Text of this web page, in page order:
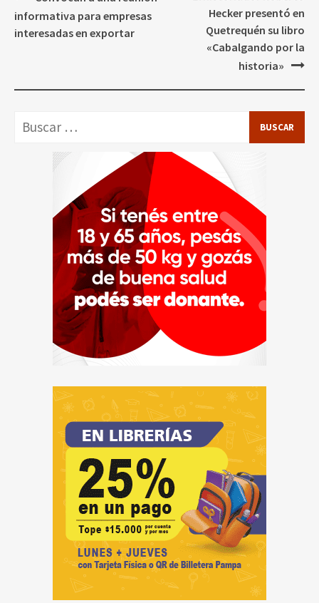
de
entradas
informativa para empresas
interesadas en exportar
Hecker presentó en
Quetrequén su libro
«Cabalgando por la
historia»
Buscar: